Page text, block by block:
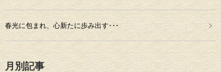
春光に包まれ、心新たに歩み出す･･･
月別記事